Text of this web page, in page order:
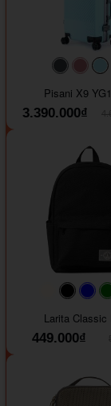
#40454a
Pisani X9
3.390.000₫
#faf0e6
Larita Classic
449.000₫